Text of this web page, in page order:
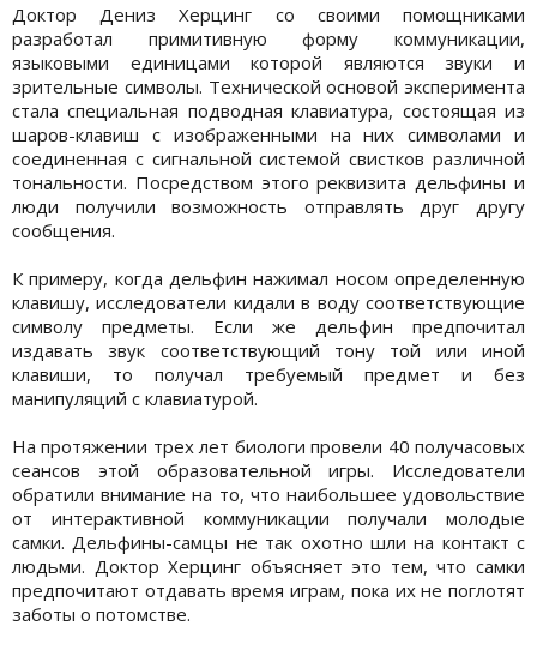
Доктор Дениз Херцинг со своими помощниками
разработал примитивную форму коммуникации,
языковыми единицами которой являются звуки и
зрительные символы. Технической основой эксперимента
стала специальная подводная клавиатура, состоящая из
шаров-клавиш с изображенными на них символами и
соединенная с сигнальной системой свистков различной
тональности. Посредством этого реквизита дельфины и
люди получили возможность отправлять друг другу
сообщения.
К примеру, когда дельфин нажимал носом определенную
клавишу, исследователи кидали в воду соответствующие
символу предметы. Если же дельфин предпочитал
издавать звук соответствующий тону той или иной
клавиши, то получал требуемый предмет и без
манипуляций с клавиатурой.
На протяжении трех лет биологи провели 40 получасовых
сеансов этой образовательной игры. Исследователи
обратили внимание на то, что наибольшее удовольствие
от интерактивной коммуникации получали молодые
самки. Дельфины-самцы не так охотно шли на контакт с
людьми. Доктор Херцинг объясняет это тем, что самки
предпочитают отдавать время играм, пока их не поглотят
заботы о потомстве.